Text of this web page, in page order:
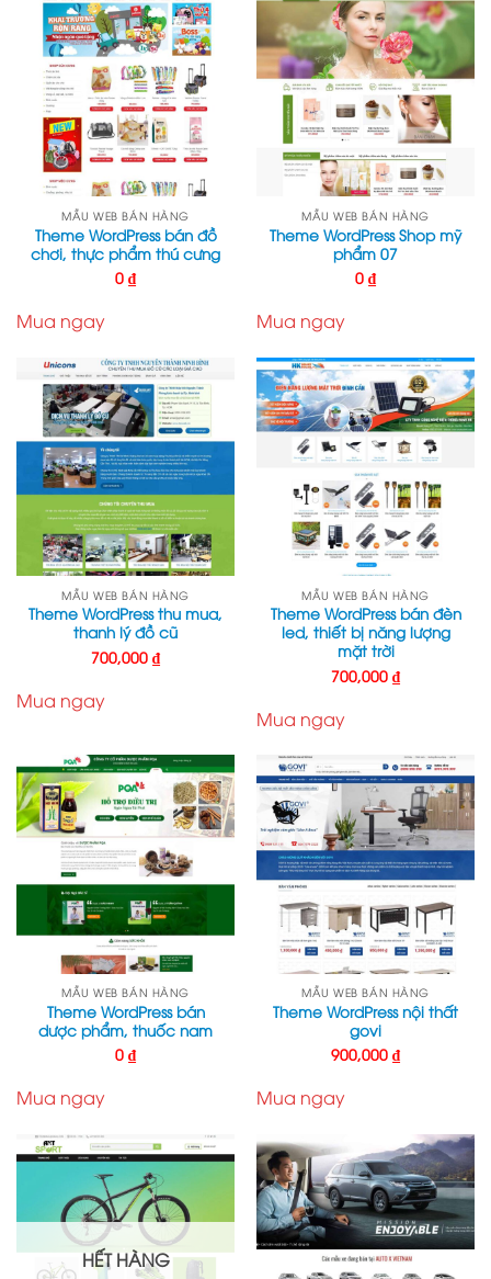
MẪU WEB BÁN HÀNG
Theme WordPress bán đồ
chơi, thực phẩm thú cưng
0 ₫
Mua ngay
MẪU WEB BÁN HÀNG
Theme WordPress Shop mỹ
phẩm 07
0 ₫
Mua ngay
MẪU WEB BÁN HÀNG
Theme WordPress thu mua,
thanh lý đồ cũ
700,000 ₫
Mua ngay
MẪU WEB BÁN HÀNG
Theme WordPress bán đèn
led, thiết bị năng lượng
mặt trời
700,000 ₫
Mua ngay
MẪU WEB BÁN HÀNG
Theme WordPress bán
dược phẩm, thuốc nam
0 ₫
Mua ngay
MẪU WEB BÁN HÀNG
Theme WordPress nội thất
govi
900,000 ₫
Mua ngay
HẾT HÀNG